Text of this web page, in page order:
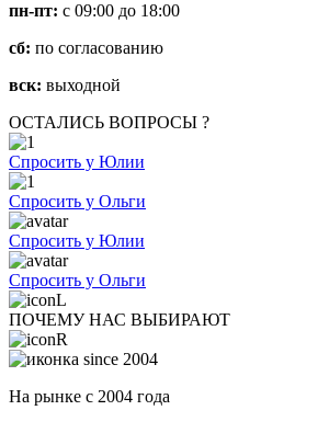
пн-пт: с 09:00 до 18:00
сб: по согласованию
вск: выходной
ОСТАЛИСЬ ВОПРОСЫ ?
Спросить у Юлии
Спросить у Ольги
Спросить у Юлии
Спросить у Ольги
ПОЧЕМУ НАС ВЫБИРАЮТ
На рынке с 2004 года